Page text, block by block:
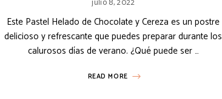
julio 8, 2022
Este Pastel Helado de Chocolate y Cereza es un postre
delicioso y refrescante que puedes preparar durante los
calurosos días de verano. ¿Qué puede ser …
READ MORE